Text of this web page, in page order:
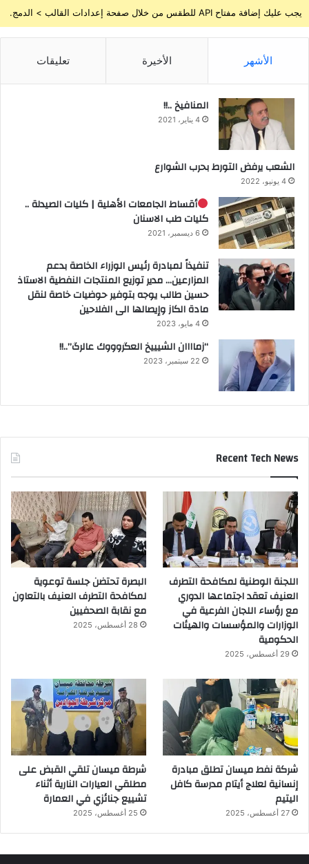
يجب عليك إضافة مفتاح API للطقس من خلال صفحة إعدادات القالب > الدمج.
الأشهر الأخيرة تعليقات
المنافيخ ..!!
4 يناير، 2021
الشعب يرفض التورط بحرب الشوارع
4 يونيو، 2022
أقساط الجامعات الأهلية | كليات الصيدلة ..
كليات طب الاسنان
6 ديسمبر، 2021
تنفيذاً لمبادرة رئيس الوزراء الخاصة بدعم
المزارعين… مدير توزيع المنتجات النفطية الاستاذ
حسين طالب يوجه بتوفير حوضيات خاصة لنقل
مادة الكاز وإيصالها الى الفلاحين
4 مايو، 2023
“زماااان الشيييخ العگروووك عالرگ”..!!
22 سبتمبر، 2023
Recent Tech News
اللجنة الوطنية لمكافحة التطرف
العنيف تعقد اجتماعها الدوري
مع رؤساء اللجان الفرعية في
الوزارات والمؤسسات والهيئات
الحكومية
29 أغسطس، 2025
البصرة تحتضن جلسة توعوية
لمكافحة التطرف العنيف بالتعاون
مع نقابة الصحفيين
28 أغسطس، 2025
شركة نفط ميسان تطلق مبادرة
إنسانية لعلاج أيتام مدرسة كافل
اليتيم
27 أغسطس، 2025
شرطة ميسان تلقي القبض على
مطلقي العيارات النارية أثناء
تشييع جنائزي في العمارة
25 أغسطس، 2025